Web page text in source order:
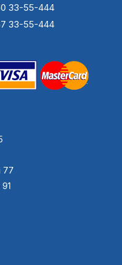
33-55-444
33-55-444
77